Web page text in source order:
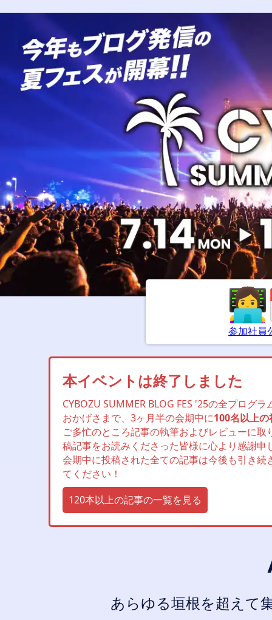
参加社員
本イベントは終了しました
CYBOZU SUMMER BLOG FES '25の全プログ
おかげさまで、3ヶ月半の会期中に100名以上の
ご多忙のところ記事の執筆およびレビューに
稿記事をお読みくださった皆様に心より感謝申
会期中に投稿された全ての記事は今後も引き
てください！
120本以上の記事の一覧を見る
あらゆる垣根を超えて